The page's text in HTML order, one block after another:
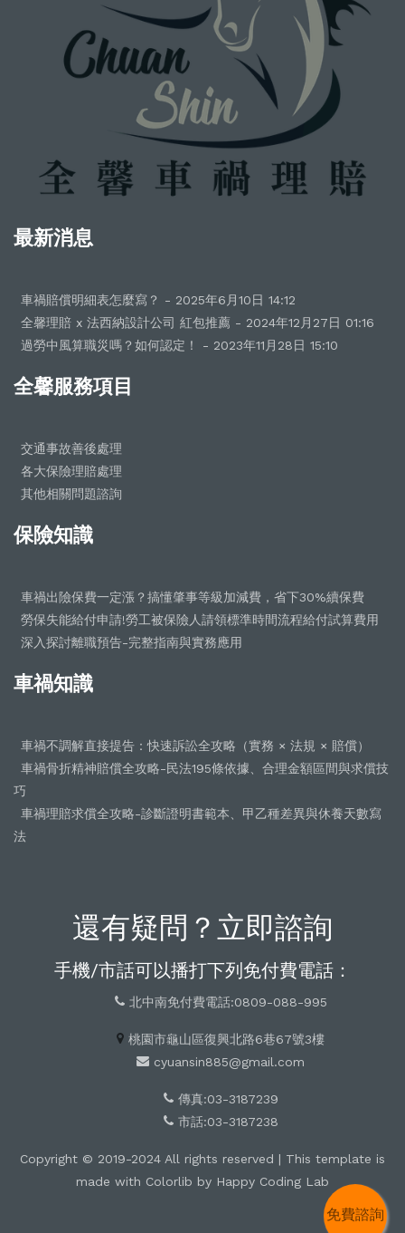
最新消息
車禍賠償明細表怎麼寫？ - 2025年6月10日 14:12
全馨理賠 x 法西納設計公司 紅包推薦 - 2024年12月27日 01:16
過勞中風算職災嗎？如何認定！ - 2023年11月28日 15:10
全馨服務項目
交通事故善後處理
各大保險理賠處理
其他相關問題諮詢
保險知識
車禍出險保費一定漲？搞懂肇事等級加減費，省下30%續保費
勞保失能給付申請!勞工被保險人請領標準時間流程給付試算費用
深入探討離職預告-完整指南與實務應用
車禍知識
車禍不調解直接提告：快速訴訟全攻略（實務 × 法規 × 賠償）
車禍骨折精神賠償全攻略-民法195條依據、合理金額區間與求償技
巧
車禍理賠求償全攻略-診斷證明書範本、甲乙種差異與休養天數寫
法
還有疑問？立即諮詢
手機/市話可以播打下列免付費電話：
北中南免付費電話:0809-088-995
桃園市龜山區復興北路6巷67號3樓
cyuansin885@gmail.com
傳真:03-3187239
市話:03-3187238
Copyright © 2019-2024 All rights reserved | This template is
made with Colorlib by Happy Coding Lab
免費諮詢